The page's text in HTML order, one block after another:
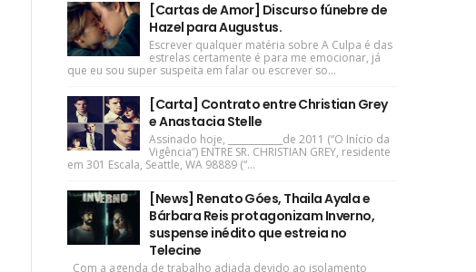
[Cartas de Amor] Discurso fúnebre de
Hazel para Augustus.
Escrever qualquer matéria sobre A Culpa é das
estrelas certamente é para me emocionar, já
que eu sou super suspeita em falar ou escrever so...
[Carta] Contrato entre Christian Grey
e Anastacia Stelle
Assinado hoje, ____________de 2011 (“O Início da
Vigência”) ENTRE SR. CHRISTIAN GREY, residente
em 301 Escala, Seattle, WA 98889 (“...
[News] Renato Góes, Thaila Ayala e
Bárbara Reis protagonizam Inverno,
suspense inédito que estreia no
Telecine
Com a agenda de trabalho adiada devido ao isolamento